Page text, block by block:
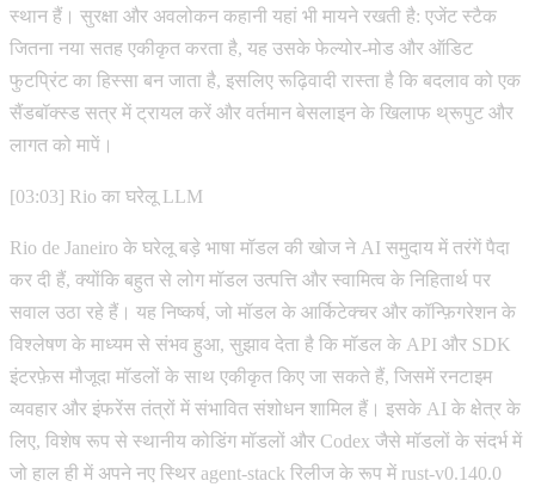
स्थान हैं। सुरक्षा और अवलोकन कहानी यहां भी मायने रखती है: एजेंट स्टैक
जितना नया सतह एकीकृत करता है, यह उसके फेल्योर-मोड और ऑडिट
फुटप्रिंट का हिस्सा बन जाता है, इसलिए रूढ़िवादी रास्ता है कि बदलाव को एक
सैंडबॉक्स्ड सत्र में ट्रायल करें और वर्तमान बेसलाइन के खिलाफ थ्रूपुट और
लागत को मापें।
[03:03] Rio का घरेलू LLM
Rio de Janeiro के घरेलू बड़े भाषा मॉडल की खोज ने AI समुदाय में तरंगें पैदा
कर दी हैं, क्योंकि बहुत से लोग मॉडल उत्पत्ति और स्वामित्व के निहितार्थ पर
सवाल उठा रहे हैं। यह निष्कर्ष, जो मॉडल के आर्किटेक्चर और कॉन्फ़िगरेशन के
विश्लेषण के माध्यम से संभव हुआ, सुझाव देता है कि मॉडल के API और SDK
इंटरफ़ेस मौजूदा मॉडलों के साथ एकीकृत किए जा सकते हैं, जिसमें रनटाइम
व्यवहार और इंफरेंस तंत्रों में संभावित संशोधन शामिल हैं। इसके AI के क्षेत्र के
लिए, विशेष रूप से स्थानीय कोडिंग मॉडलों और Codex जैसे मॉडलों के संदर्भ में
जो हाल ही में अपने नए स्थिर agent-stack रिलीज के रूप में rust-v0.140.0